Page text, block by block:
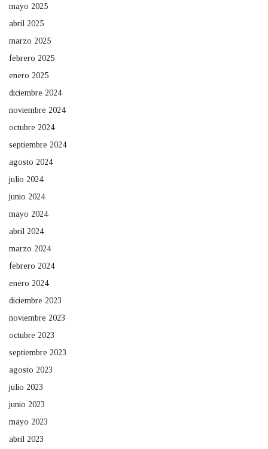
mayo 2025
abril 2025
marzo 2025
febrero 2025
enero 2025
diciembre 2024
noviembre 2024
octubre 2024
septiembre 2024
agosto 2024
julio 2024
junio 2024
mayo 2024
abril 2024
marzo 2024
febrero 2024
enero 2024
diciembre 2023
noviembre 2023
octubre 2023
septiembre 2023
agosto 2023
julio 2023
junio 2023
mayo 2023
abril 2023